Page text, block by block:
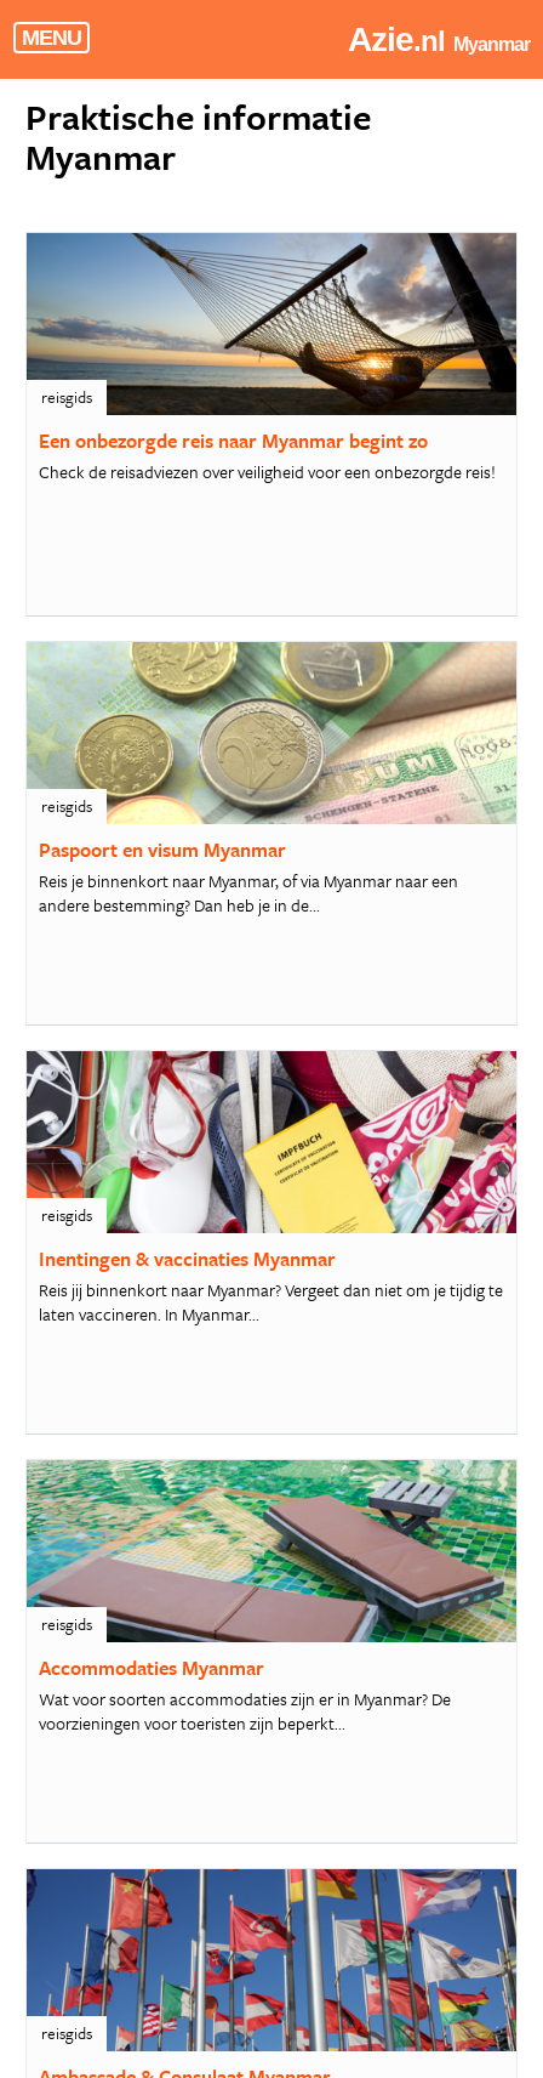
MENU Azie.nl Myanmar
Praktische informatie
Myanmar
reisgids
Een onbezorgde reis naar Myanmar begint zo
Check de reisadviezen over veiligheid voor een onbezorgde reis!
reisgids
Paspoort en visum Myanmar
Reis je binnenkort naar Myanmar, of via Myanmar naar een
andere bestemming? Dan heb je in de...
reisgids
Inentingen & vaccinaties Myanmar
Reis jij binnenkort naar Myanmar? Vergeet dan niet om je tijdig te
laten vaccineren. In Myanmar...
reisgids
Accommodaties Myanmar
Wat voor soorten accommodaties zijn er in Myanmar? De
voorzieningen voor toeristen zijn beperkt...
reisgids